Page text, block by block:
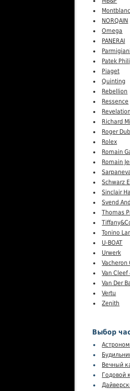
Montblanc
NORQAIN
Omega
PANERAI
Patek
Piaget
Quinting
Rebellion
Ressence
Revelation
Richard
Roger
Rolex
Romain
Romain
Schwarz
Sinclair
Svend
Thomas
Tonino
U-BOAT
Urwerk
Vacheron
Van Cleef
Van Der
Vertu
Zenith
Выбор
Вечный
Годовой